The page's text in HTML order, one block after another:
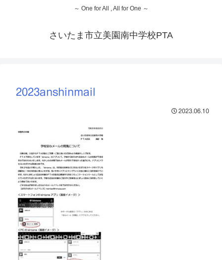
～ One for All , All for One ～
さいたま市立美園南中学校PTA
2023anshinmail
2023.06.10